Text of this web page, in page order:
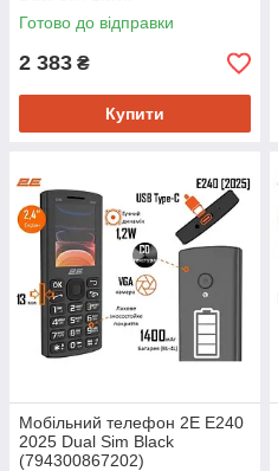
(4827798345511)
Готово до відправки
2 383 ₴
Купити
Мобiльний телефон 2E E240
2025 Dual Sim Black
(794300867202)